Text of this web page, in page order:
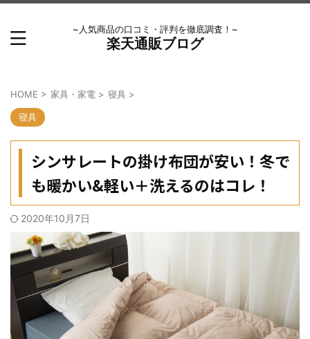
~人気商品の口コミ・評判を徹底調査！~
楽天通販ブログ
HOME > 家具・家電 > 寝具 >
寝具
シンサレートの掛け布団が安い！冬で
も暖かい&軽い＋洗えるのはコレ！
2020年10月7日